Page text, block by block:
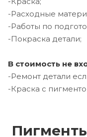
-Расходные
-Работы по
-Покраска детали;
В стоимость не
-Ремонт детали
-Краска с